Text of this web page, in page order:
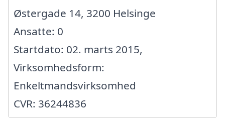
Østergade 14, 3200 Helsinge
Ansatte: 0
Startdato: 02. marts 2015,
Virksomhedsform:
Enkeltmandsvirksomhed
CVR: 36244836